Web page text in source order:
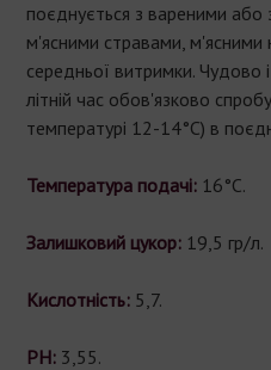
поєднується з вареними або
м'ясними стравами, м'ясними
середньої витримки. Чудово
літній час обов'язково
температурі 12-14°С) в
Температура подачі: 16°С.
Залишковий цукор:19,5 гр/л.
Кислотність: 5,7.
PH: 3,55.